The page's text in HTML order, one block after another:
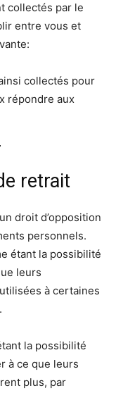
collectés par le
entre vous et
collectés pour
répondre aux
retrait
droit d’opposition
personnels.
étant la possibilité
leurs
à certaines
la possibilité
à ce que leurs
plus, par